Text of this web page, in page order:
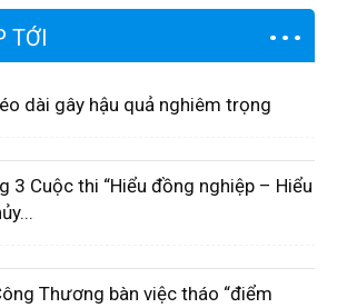
TỚI
dài gây hậu quả nghiêm trọng
3 Cuộc thi “Hiểu đồng nghiệp – Hiểu
Thương bàn việc tháo “điểm